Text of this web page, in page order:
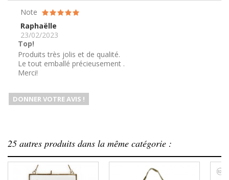
Note
Raphaëlle
23/02/2023
Top!
Produits très jolis et de qualité.
Le tout emballé précieusement .
Merci!
DONNER VOTRE AVIS !
25 autres produits dans la même catégorie :